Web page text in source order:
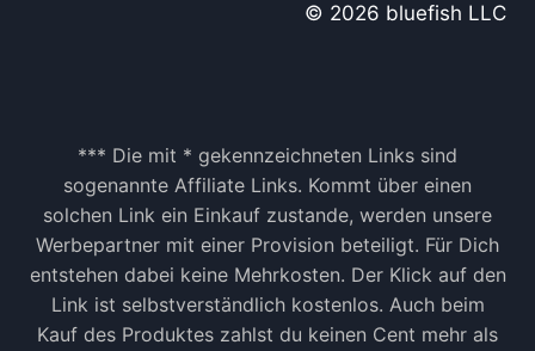
© 2026 bluefish LLC
*** Die mit * gekennzeichneten Links sind
sogenannte Affiliate Links. Kommt über einen
solchen Link ein Einkauf zustande, werden unsere
Werbepartner mit einer Provision beteiligt. Für Dich
entstehen dabei keine Mehrkosten. Der Klick auf den
Link ist selbstverständlich kostenlos. Auch beim
Kauf des Produktes zahlst du keinen Cent mehr als